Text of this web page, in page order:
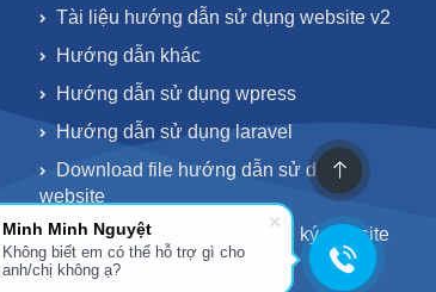
Tài liệu hướng dẫn sử dụng website v2
Hướng dẫn khác
Hướng dẫn sử dụng wpress
Hướng dẫn sử dụng laravel
Download file hướng dẫn sử dụng
website
Quy trình thông báo và đăng ký website
với Bộ Công Thương
Minh Minh Nguyệt
Không biết em có thể hỗ trợ gì cho
anh/chị không ạ?